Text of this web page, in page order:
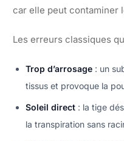
car elle peut contaminer
Les erreurs classiques
Trop d’arrosage : un
tissus et provoque la
Soleil direct : la tige
la transpiration sans